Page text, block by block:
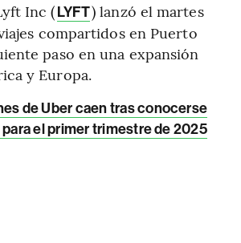
Inc (LYFT) lanzó el martes
compartidos en Puerto
paso en una expansión
y Europa.
de Uber caen tras conocerse
el primer trimestre de 2025